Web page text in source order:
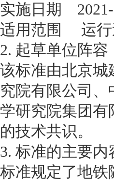
实施日期
适用范围 运行
2. 起草单位阵容
该标准由北京城
究院有限公司
学研究院集团
的技术共识。
3. 标准的主要内
标准规定了地铁